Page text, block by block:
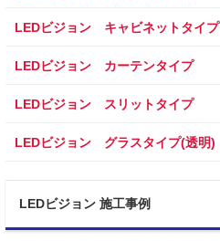
LEDビジョン キャビネットタイプ
LEDビジョン カーテンタイプ
LEDビジョン スリットタイプ
LEDビジョン グラスタイプ(透明)
LEDビジョン 施工事例